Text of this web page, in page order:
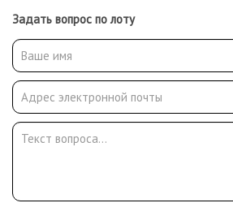
Задать вопрос по лоту